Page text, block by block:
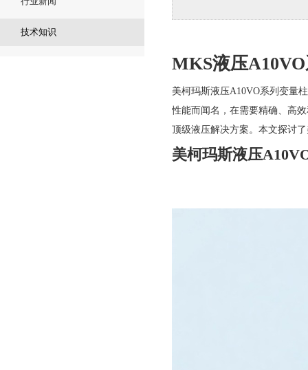
技术知识
MKS液压
美柯玛斯液压A10VO系列变量
性能而闻名，在需要精确、高
顶级液压解决方案。本文探讨
美柯玛斯液压